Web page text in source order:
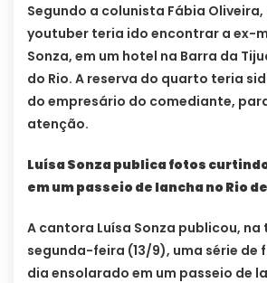
Segundo a colunista Fábia Oliveira,
youtuber teria ido encontrar a ex-
Sonza, em um hotel na Barra da
do Rio. A reserva do quarto teria
do empresário do comediante,
atenção.
Luísa Sonza publica fotos
em um passeio de lancha no Rio
A cantora Luísa Sonza publicou,
segunda-feira (13/9), uma série de
dia ensolarado em um passeio de